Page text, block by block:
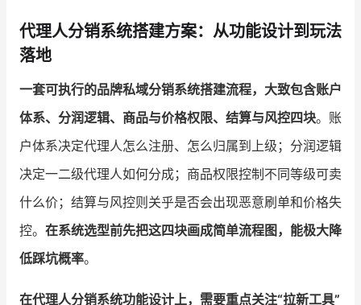
代理人分销系统搭建方案：从功能设计到玩法
落地
一套可执行的品牌私域分销系统搭建流程，大致包含账户
体系、分润逻辑、商品与价格权限、结算与风控四块。账
户体系决定代理人怎么注册、怎么归属到上级；分润逻辑
决定一二级代理人如何分成；商品权限控制不同等级可卖
什么价；结算与风控则关乎是否会出现恶意刷单和价格失
控。 在系统选型前先把这四块画成简单流程图，能极大降
低踩坑概率。
在代理人分销系统功能设计上，需要重点关注“拉新工具”